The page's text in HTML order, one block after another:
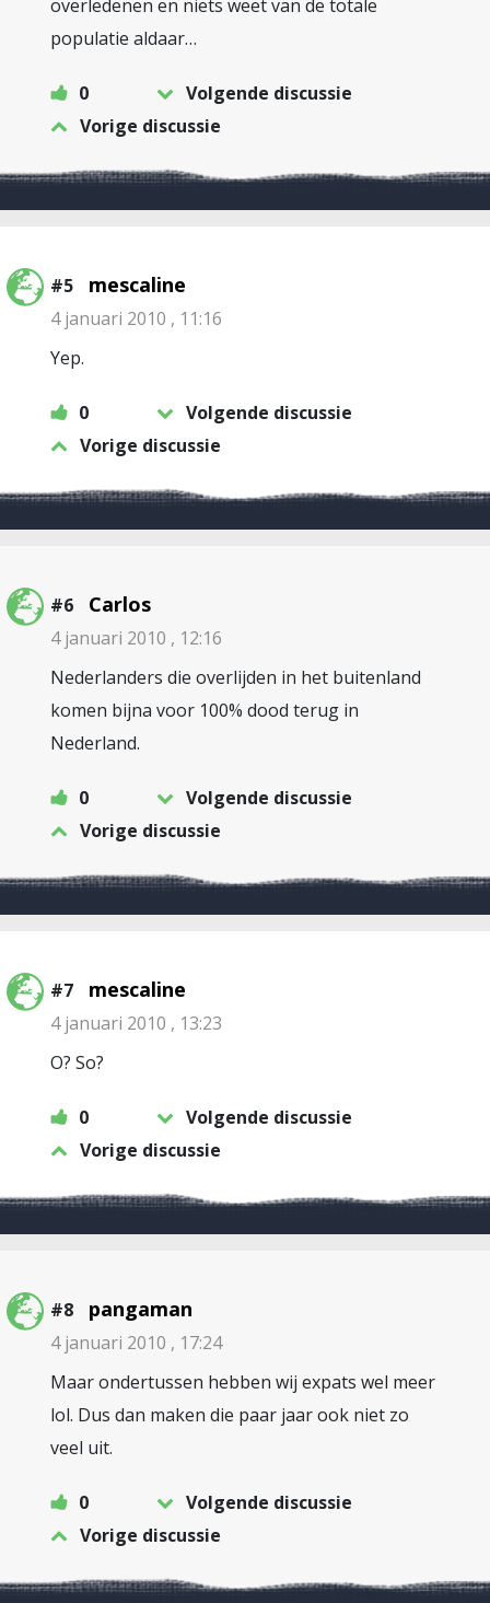
overledenen en niets weet van de totale
populatie aldaar…
0
Volgende discussie
Vorige discussie
#5 mescaline
4 januari 2010 , 11:16
Yep.
0
Volgende discussie
Vorige discussie
#6 Carlos
4 januari 2010 , 12:16
Nederlanders die overlijden in het buitenland
komen bijna voor 100% dood terug in
Nederland.
0
Volgende discussie
Vorige discussie
#7 mescaline
4 januari 2010 , 13:23
O? So?
0
Volgende discussie
Vorige discussie
#8 pangaman
4 januari 2010 , 17:24
Maar ondertussen hebben wij expats wel meer
lol. Dus dan maken die paar jaar ook niet zo
veel uit.
0
Volgende discussie
Vorige discussie